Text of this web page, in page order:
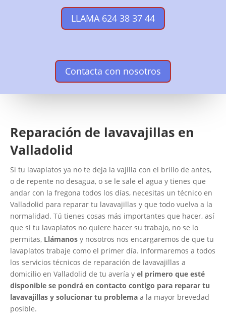
LLAMA 624 38 37 44
Contacta con nosotros
Reparación de lavavajillas en
Valladolid
Si tu lavaplatos ya no te deja la vajilla con el brillo de antes,
o de repente no desagua, o se le sale el agua y tienes que
andar con la fregona todos los días, necesitas un técnico en
Valladolid para reparar tu lavavajillas y que todo vuelva a la
normalidad. Tú tienes cosas más importantes que hacer, así
que si tu lavaplatos no quiere hacer su trabajo, no se lo
permitas, Llámanos y nosotros nos encargaremos de que tu
lavaplatos trabaje como el primer día. Informaremos a todos
los servicios técnicos de reparación de lavavajillas a
domicilio en Valladolid de tu avería y el primero que esté
disponible se pondrá en contacto contigo para reparar tu
lavavajillas y solucionar tu problema a la mayor brevedad
posible.